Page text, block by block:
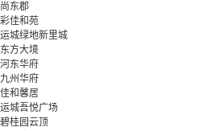
尚东郡
彩佳和苑
运城绿地新里城
东方大境
河东华府
九州华府
佳和馨居
运城吾悦广场
碧桂园云顶